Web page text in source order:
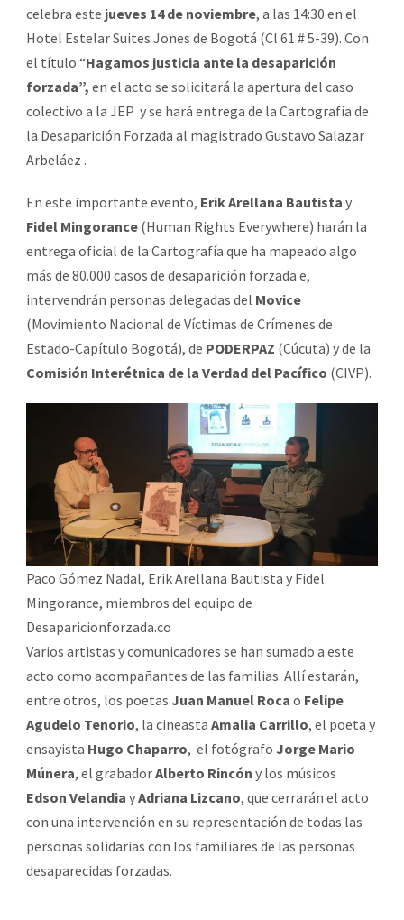
celebra este jueves 14 de noviembre, a las 14:30 en el
Hotel Estelar Suites Jones de Bogotá (Cl 61 # 5-39). Con
el título “Hagamos justicia ante la desaparición
forzada”, en el acto se solicitará la apertura del caso
colectivo a la JEP y se hará entrega de la Cartografía de
la Desaparición Forzada al magistrado Gustavo Salazar
Arbeláez .
En este importante evento, Erik Arellana Bautista y
Fidel Mingorance (Human Rights Everywhere) harán la
entrega oficial de la Cartografía que ha mapeado algo
más de 80.000 casos de desaparición forzada e,
intervendrán personas delegadas del Movice
(Movimiento Nacional de Víctimas de Crímenes de
Estado-Capítulo Bogotá), de PODERPAZ (Cúcuta) y de la
Comisión Interétnica de la Verdad del Pacífico (CIVP).
Paco Gómez Nadal, Erik Arellana Bautista y Fidel
Mingorance, miembros del equipo de
Desaparicionforzada.co
Varios artistas y comunicadores se han sumado a este
acto como acompañantes de las familias. Allí estarán,
entre otros, los poetas Juan Manuel Roca o Felipe
Agudelo Tenorio, la cineasta Amalia Carrillo, el poeta y
ensayista Hugo Chaparro, el fotógrafo Jorge Mario
Múnera, el grabadorAlberto Rincón y los músicos
Edson Velandia yAdriana Lizcano, que cerrarán el acto
con una intervención en su representación de todas las
personas solidarias con los familiares de las personas
desaparecidas forzadas.